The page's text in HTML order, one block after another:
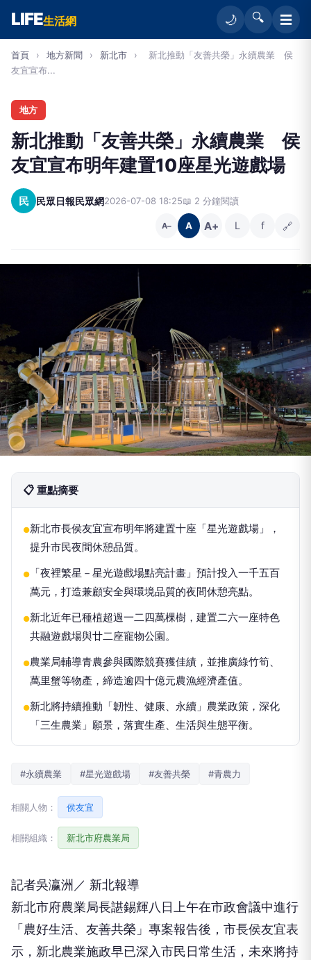
LIFE生活網 🌙 🔍 ☰
首頁 › 地方新聞 › 新北市 ›
新北推動「友善共榮」永續農業 侯
友宜宣布...
地方
新北推動「友善共榮」永續農業 侯
友宜宣布明年建置10座星光遊戲場
民 民眾日報民眾網2026-07-08 18:25📖 2 分鐘閱讀
A− A A+ L f 🔗
📋 重點摘要
●新北市長侯友宜宣布明年將建置十座「星光遊戲場」，
提升市民夜間休憩品質。
●
「夜裡繁星－星光遊戲場點亮計畫」預計投入一千五百
萬元，打造兼顧安全與環境品質的夜間休憩亮點。
●新北近年已種植超過一二四萬棵樹，建置二六一座特色
共融遊戲場與廿二座寵物公園。
●農業局輔導青農參與國際競賽獲佳績，並推廣綠竹筍、
萬里蟹等物產，締造逾四十億元農漁經濟產值。
●新北將持續推動「韌性、健康、永續」農業政策，深化
「三生農業」願景，落實生產、生活與生態平衡。
#永續農業 #星光遊戲場 #友善共榮 #青農力
相關人物： 侯友宜
相關組織： 新北市府農業局
記者吳瀛洲／ 新北報導
新北市府農業局長諶錫輝八日上午在市政會議中進行
「農好生活、友善共榮」專案報告後，市長侯友宜表
示，新北農業施政早已深入市民日常生活，未來將持